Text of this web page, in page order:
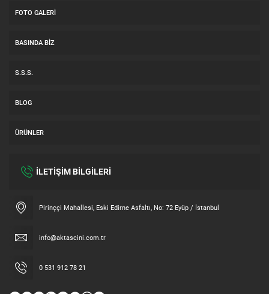
FOTO GALERI
BASINDA BIZ
S.S.S.
BLOG
ÜRÜNLER
İLETİŞİM BİLGİLERİ
Pirinççi Mahallesi, Eski Edirne Asfaltı, No: 72 Eyüp / İstanbul
info@aktascini.com.tr
0 531 912 78 21